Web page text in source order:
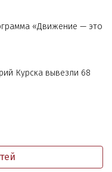
«Движение — это
Курска вывезли 68